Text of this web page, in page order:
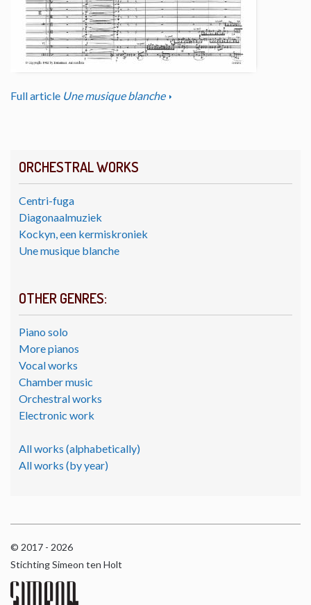
ORCHESTRAL WORKS
Centri-fuga
Diagonaalmuziek
Kockyn, een kermiskroniek
Une musique blanche
OTHER GENRES:
Piano solo
More pianos
Vocal works
Chamber music
Orchestral works
Electronic work
All works (alphabetically)
All works (by year)
Full article Une musique blanche
© 2017 - 2026
Stichting Simeon ten Holt